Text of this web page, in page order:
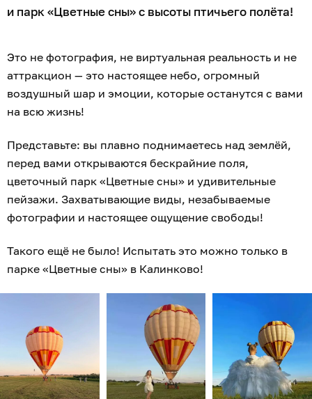
и парк «Цветные сны» с высоты птичьего полёта!
Это не фотография, не виртуальная реальность и не
аттракцион — это настоящее небо, огромный
воздушный шар и эмоции, которые останутся с вами
на всю жизнь!
Представьте: вы плавно поднимаетесь над землёй,
перед вами открываются бескрайние поля,
цветочный парк «Цветные сны» и удивительные
пейзажи. Захватывающие виды, незабываемые
фотографии и настоящее ощущение свободы!
Такого ещё не было! Испытать это можно только в
парке «Цветные сны» в Калинково!